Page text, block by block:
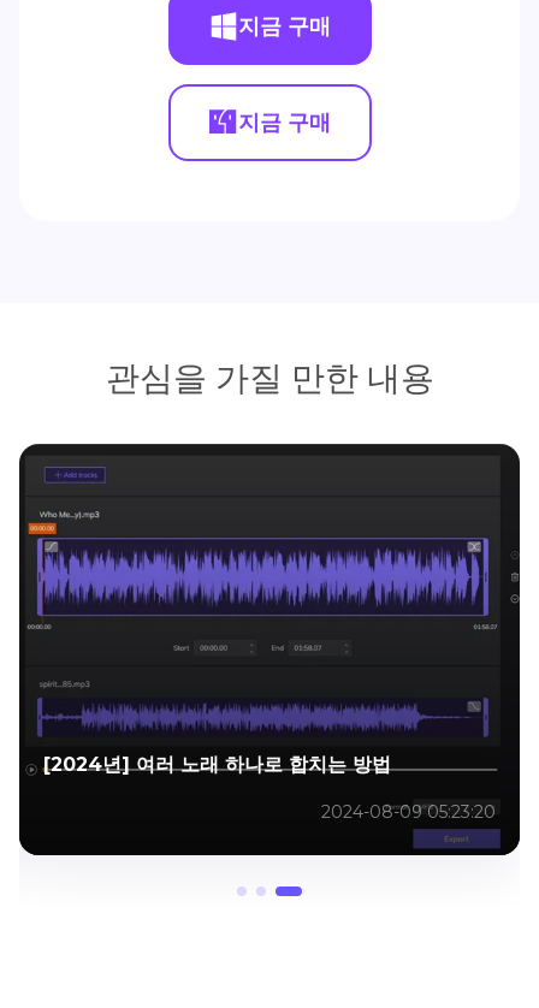
지금 구매
지금 구매
관심을 가질 만한 내용
[2024년] 여러 노래 하나로 합치는 방법
2024-08-09 05:23:20